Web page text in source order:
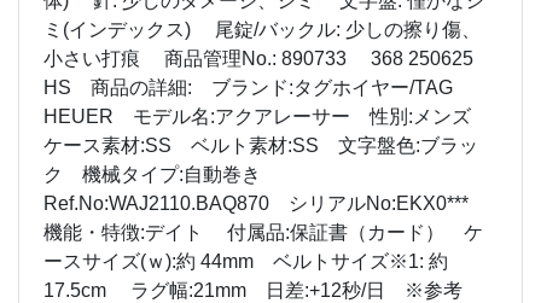
ミ(インデックス) 尾錠/バックル: 少しの擦り傷、
小さい打痕 商品管理No.: 890733 368 250625
HS 商品の詳細: ブランド:タグホイヤー/TAG
HEUER モデル名:アクアレーサー 性別:メンズ
ケース素材:SS ベルト素材:SS 文字盤色:ブラッ
ク 機械タイプ:自動巻き
Ref.No:WAJ2110.BAQ870 シリアルNo:EKX0***
機能・特徴:デイト 付属品:保証書（カード） ケ
ースサイズ(ｗ):約 44mm ベルトサイズ※1: 約
17.5cm ラグ幅:21mm 日差:+12秒/日 ※参考